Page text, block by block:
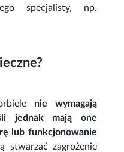
specjalisty, np.
nie wymagają
jednak mają one
lub funkcjonowanie
stwarzać zagrożenie